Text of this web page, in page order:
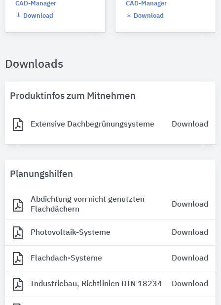
CAD-Manager
Download
CAD-Manager
Download
Downloads
Produktinfos zum Mitnehmen
Extensive Dachbegrünungsysteme Download
Planungshilfen
Abdichtung von nicht genutzten
Flachdächern
Download
Photovoltaik-Systeme Download
Flachdach-Systeme Download
Industriebau, Richtlinien DIN 18234 Download